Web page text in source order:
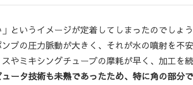
というイメージが定着してしまったのでしょ
プの圧力脈動が大きく、それが水の噴射を不
やミキシングチューブの摩耗が早く、加工を
ータ技術も未熟であったため、特に角の部分